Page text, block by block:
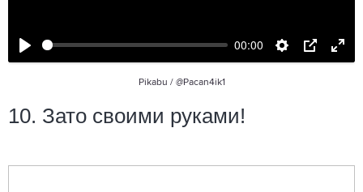
00:00
Pikabu / @Pacan4ik1
10. Зато своими руками!